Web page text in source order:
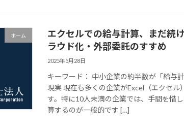
ホーム
エクセルでの給与計算、まだ続
ラウド化・外部委託のすすめ
2025年5月28日
キーワード： 中小企業の約半数が「給与
現実 現在も多くの企業がExcel（エクセル
す。特に10人未満の企業では、手間を惜
算するのが一般的です […]